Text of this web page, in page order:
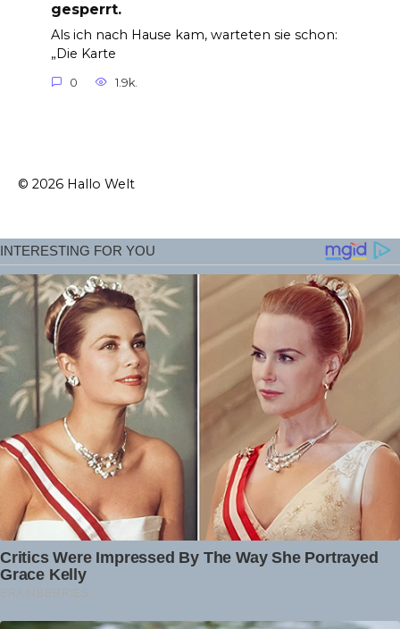
gesperrt.
Als ich nach Hause kam, warteten sie schon:
„Die Karte
0 1.9k.
© 2026 Hallo Welt